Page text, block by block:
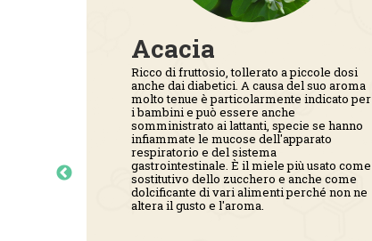
Acacia
Ricco di fruttosio, tollerato a piccole dosi
anche dai diabetici. A causa del suo aroma
molto tenue è particolarmente indicato per
i bambini e può essere anche
somministrato ai lattanti, specie se hanno
infiammate le mucose dell'apparato
respiratorio e del sistema
gastrointestinale. È il miele più usato come
sostitutivo dello zucchero e anche come
dolcificante di vari alimenti perché non ne
altera il gusto e l'aroma.